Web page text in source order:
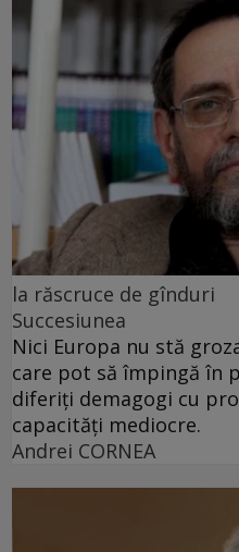
la răscruce de gînduri
Succesiunea
Nici Europa nu stă
care pot să împingă în
diferiți demagogi cu
capacități mediocre.
Andrei CORNEA